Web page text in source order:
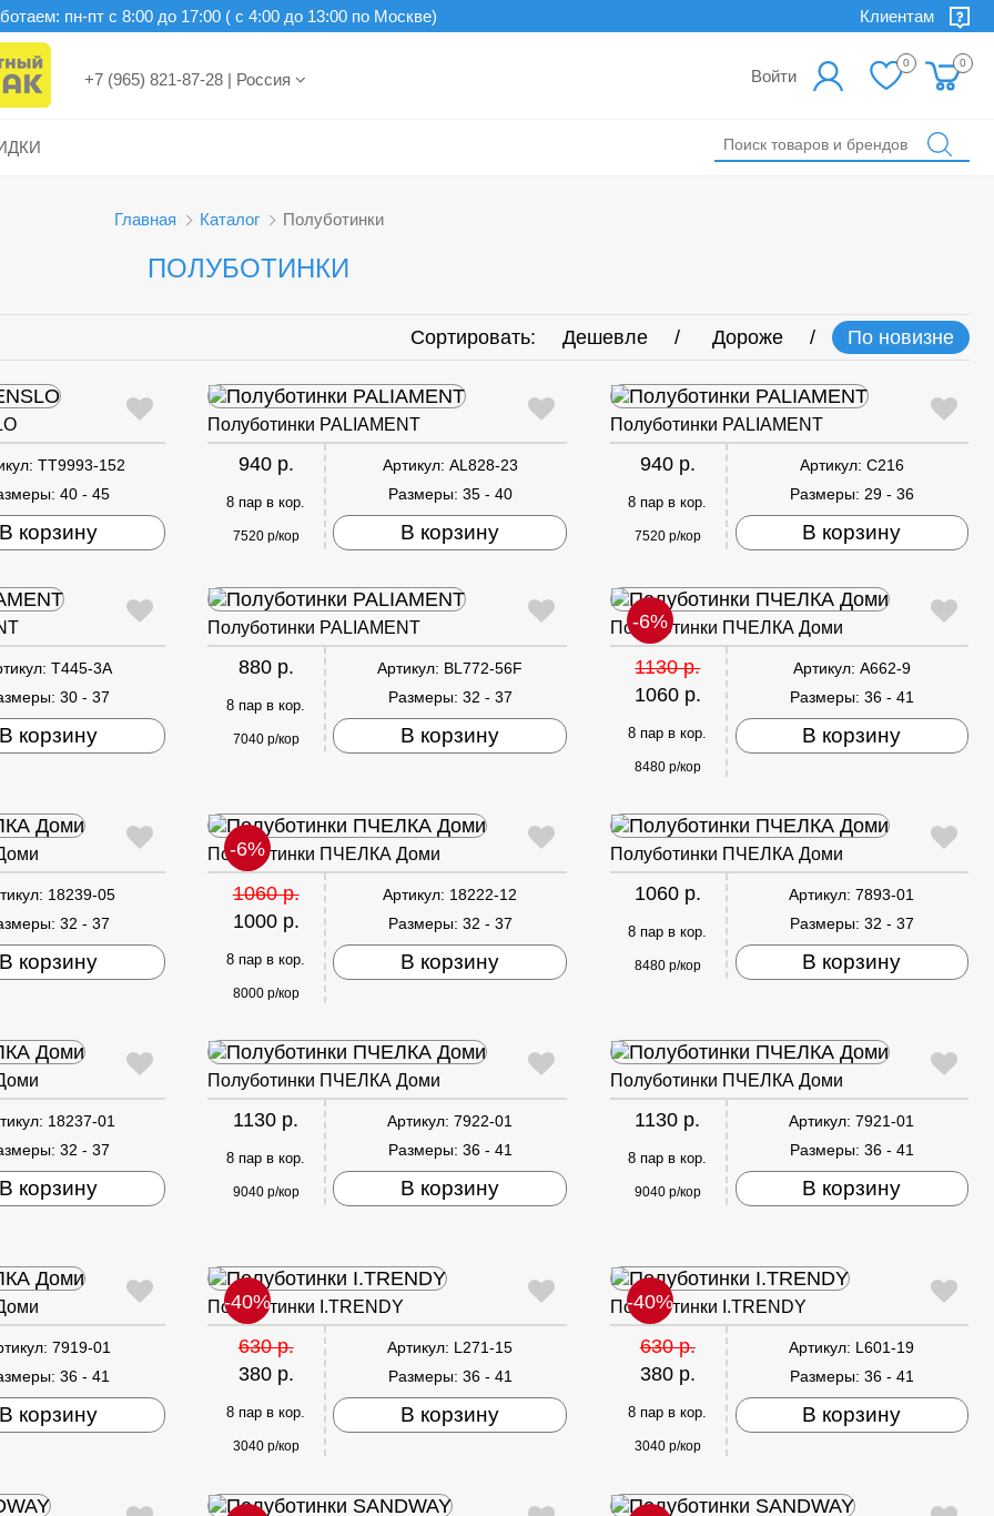
Клиентам
пн-пт c 8:00 до 17:00 ( с 4:00 до 13:00 по Москве)
+7 (965) 821-87-28 | Россия Войти
0 0
Главная Каталог Полуботинки
ПОЛУБОТИНКИ
Сортировать: Дешевле Дороже По новизне
TT9993-152
40 - 45
В корзину
Полуботинки PALIAMENT
940 р.
8 пар в кор.
7520 р/кор
Артикул: AL828-23
Размеры: 35 - 40
В корзину
Полуботинки PALIAMENT
940 р.
8 пар в кор.
7520 р/кор
Артикул: C216
Размеры: 29 - 36
В корзину
T445-3A
30 - 37
В корзину
Полуботинки PALIAMENT
880 р.
8 пар в кор.
7040 р/кор
Артикул: BL772-56F
Размеры: 32 - 37
В корзину
-6%
Полуботинки ПЧЕЛКА Доми
1130 р.
1060 р.
8 пар в кор.
8480 р/кор
Артикул: A662-9
Размеры: 36 - 41
В корзину
18239-05
32 - 37
В корзину
-6%
Полуботинки ПЧЕЛКА Доми
1060 р.
1000 р.
8 пар в кор.
8000 р/кор
Артикул: 18222-12
Размеры: 32 - 37
В корзину
Полуботинки ПЧЕЛКА Доми
1060 р.
8 пар в кор.
8480 р/кор
Артикул:7893-01
Размеры: 32 - 37
В корзину
18237-01
32 - 37
В корзину
Полуботинки ПЧЕЛКА Доми
1130 р.
8 пар в кор.
9040 р/кор
Артикул:7922-01
Размеры: 36 - 41
В корзину
Полуботинки ПЧЕЛКА Доми
1130 р.
8 пар в кор.
9040 р/кор
Артикул:7921-01
Размеры: 36 - 41
В корзину
7919-01
36 - 41
В корзину
-40%
Полуботинки I.TRENDY
630 р.
380 р.
8 пар в кор.
3040 р/кор
Артикул: L271-15
Размеры: 36 - 41
В корзину
-40%
Полуботинки I.TRENDY
630 р.
380 р.
8 пар в кор.
3040 р/кор
Артикул: L601-19
Размеры: 36 - 41
В корзину